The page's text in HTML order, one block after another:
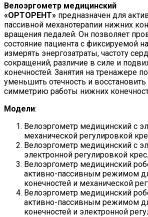
Велоэргометр медицинский
«ОРТОРЕНТ» предназначен для
пассивной механотерапии нижних
вращения педалей. Он позволяет
состояние пациента с фиксируемой
измерять энергозатраты, частоту
сокращений, различие в силе и
конечностей. Занятия на тренажере
уменьшить отечность и
симметрию работы нижних
Модели:
Велоэргометр медицинский с
механической регулировкой
Велоэргометр медицинский с
электронной регулировкой
Велоэргометр медицинский
активно-пассивным режимом
конечностей и механической
Велоэргометр медицинский
активно-пассивным режимом
конечностей и электронной